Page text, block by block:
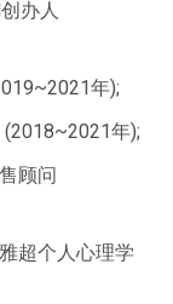
办人
年);
(2018~2021年);
顾问
超个人心理学